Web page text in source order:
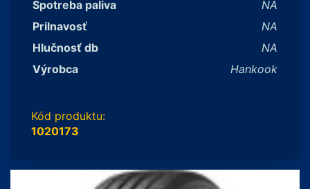
Spotreba paliva
NA
Prilnavosť
NA
Hlučnosť db
NA
Výrobca
Hankook
Kód produktu:
1020173